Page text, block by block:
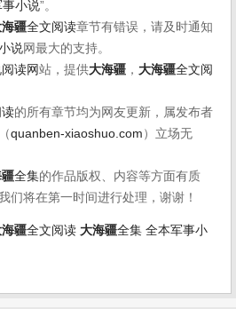
小说”。
海疆全文阅读章节有错误，请及时通知
说网最大的支持。
读网站，提供大海疆 ， 大海疆全文阅
的所有章节均为网友更新，属发布者
quanben-xiaoshuo.com ）立场无
全集的作品版权、内容等方面有质
们将在第一时间进行处理，谢谢！
海疆全文阅读 大海疆全集 全本军事小